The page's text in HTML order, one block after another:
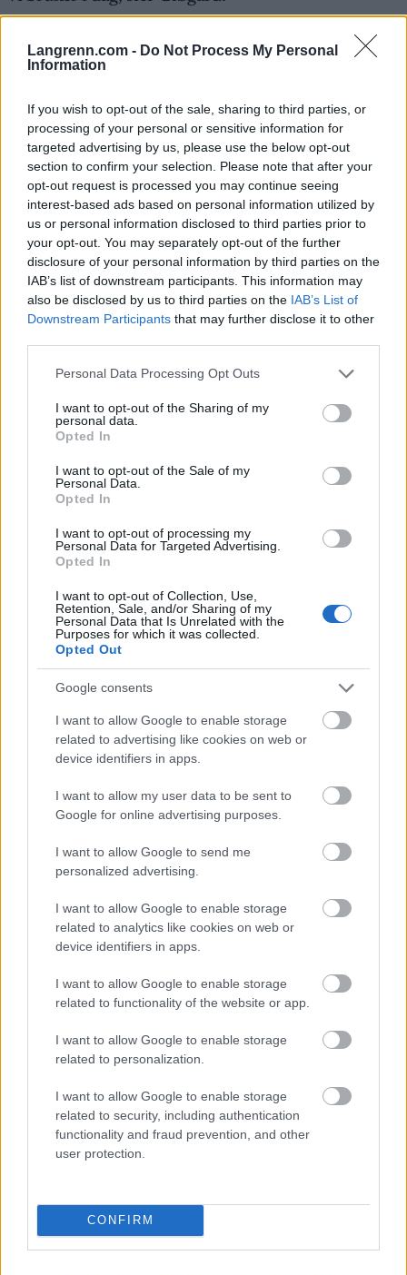
Langrenn.com - Do Not Process My Personal
Information
If you wish to opt-out of the sale, sharing to third parties, or
processing of your personal or sensitive information for
targeted advertising by us, please use the below opt-out
section to confirm your selection. Please note that after your
opt-out request is processed you may continue seeing
interest-based ads based on personal information utilized by
us or personal information disclosed to third parties prior to
your opt-out. You may separately opt-out of the further
disclosure of your personal information by third parties on the
IAB’s list of downstream participants. This information may
also be disclosed by us to third parties on the IAB’s List of
Downstream Participants that may further disclose it to other
Please note that this website/app uses one or more Google
not limited to your visit or usage behaviour. You may click to
grant or deny consent to Google and its third-party tags to
use your data for below specified purposes in below Google
consent section.
Personal Data Processing Opt Outs
I want to opt-out of the Sharing of my
personal data.
Opted In
I want to opt-out of the Sale of my
Personal Data.
Opted In
I want to opt-out of processing my
Personal Data for Targeted Advertising.
Opted In
I want to opt-out of Collection, Use,
Retention, Sale, and/or Sharing of my
Personal Data that Is Unrelated with the
Purposes for which it was collected.
Opted Out
Google consents
I want to allow Google to enable storage
related to advertising like cookies on web or
device identifiers in apps.
I want to allow my user data to be sent to
Google for online advertising purposes.
I want to allow Google to send me
personalized advertising.
I want to allow Google to enable storage
related to analytics like cookies on web or
device identifiers in apps.
I want to allow Google to enable storage
related to functionality of the website or app.
I want to allow Google to enable storage
related to personalization.
I want to allow Google to enable storage
related to security, including authentication
functionality and fraud prevention, and other
user protection.
CONFIRM
Se også:
Utviklingssjefen på Swix: – Å finne opp nye
jeg drev med i legemiddelindustrien
Saken fortsetter under
Christian Gløgård. Foto: Swix
Helt klimanøytralt, og vinn/vinn/vinn
Det norske firmaet bruker såkalt PTL-teknologi
(Power to Liquid). De tar CO2 fra utslippspunkter
eller fra lufta og bruker 100 prosent fornybar
klimanøytrale «e-fuels». Disse skal først og fremst
erstatte vanlig flybensin og fossilt drivstoff.
brukes til å lage andre produkter man til nå har fått
fra petroleumsindustroen, inkludert vokser som
CO2 er en drivhusgass som bidrar til global
oppvarming og klimaendringer. Når man fjerner
CO2 fra lufta, så er man med på å redusere utslipp
som fører til drivhuseffekten. Når man i tillegg
kan bruke 100 prosent fornybar energi til å lage
produkter som verden trenger og man nå
klimaavtrykk, er man i ferd med å gjøre et stort
byks inn i det grønne skiftet.
I den sammenheng er skismøring selvsagt en liten
aktør, men alle er en del av næringskjeden,
overskuddsproduktet deres til å lage helt
klimanøytral skismøring, sier Gløgård, som
understreker at global oppvarming definitivt er en
trussel for framtida til skisporten.
Se også: Swix jubler over fluorforbudet
Illustrasjon: Nordic Electrofuel
Basert på naturens prinsipper
Bjørn Bringedal iNordic Electrofuel